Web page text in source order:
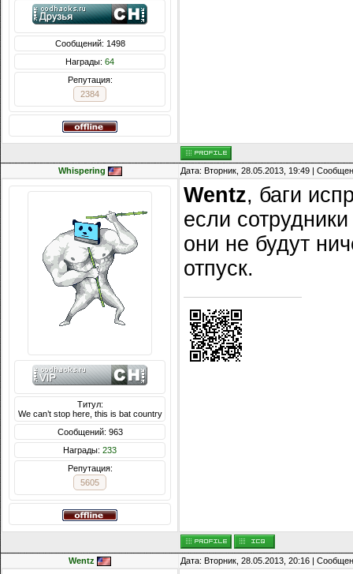
Сообщений: 1498
Награды: 64
Репутация:
2384
Whispering Дата: Вторник, 28.05.2013, 19:49 |
Титул:
We can’t stop here, this is bat country
Сообщений: 963
Награды: 233
Репутация:
5605
Wentz, баги
если
они не будут
отпуск.
Wentz Дата: Вторник, 28.05.2013, 20:16 |